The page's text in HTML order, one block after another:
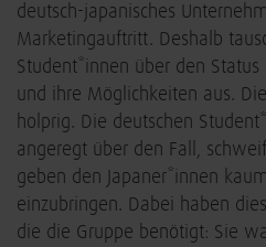
deutsch-japanisches
Marketingauftritt. Deshalb
Student*innen über den
und ihre Möglichkeiten aus.
holprig. Die deutschen
angeregt über den Fall,
geben den Japaner*innen
einzubringen. Dabei haben
die die Gruppe benötigt: Sie